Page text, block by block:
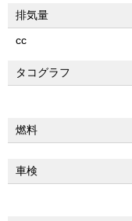
排気量
cc
タコグラフ
燃料
車検